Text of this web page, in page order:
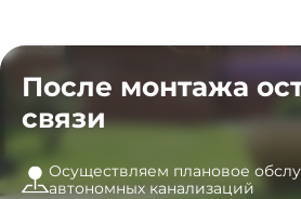
После монтажа
связи
Осуществляем плановое
автономных канализаций